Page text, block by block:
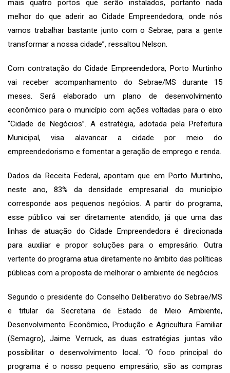
mais quatro portos que serão instalados, portanto nada
melhor do que aderir ao Cidade Empreendedora, onde nós
vamos trabalhar bastante junto com o Sebrae, para a gente
transformar a nossa cidade”, ressaltou Nelson.
Com contratação do Cidade Empreendedora, Porto Murtinho
vai receber acompanhamento do Sebrae/MS durante 15
meses. Será elaborado um plano de desenvolvimento
econômico para o município com ações voltadas para o eixo
“Cidade de Negócios”. A estratégia, adotada pela Prefeitura
Municipal, visa alavancar a cidade por meio do
empreendedorismo e fomentar a geração de emprego e renda.
Dados da Receita Federal, apontam que em Porto Murtinho,
neste ano, 83% da densidade empresarial do município
corresponde aos pequenos negócios. A partir do programa,
esse público vai ser diretamente atendido, já que uma das
linhas de atuação do Cidade Empreendedora é direcionada
para auxiliar e propor soluções para o empresário. Outra
vertente do programa atua diretamente no âmbito das políticas
públicas com a proposta de melhorar o ambiente de negócios.
Segundo o presidente do Conselho Deliberativo do Sebrae/MS
e titular da Secretaria de Estado de Meio Ambiente,
Desenvolvimento Econômico, Produção e Agricultura Familiar
(Semagro), Jaime Verruck, as duas estratégias juntas vão
possibilitar o desenvolvimento local. “O foco principal do
programa é o nosso pequeno empresário, são as compras